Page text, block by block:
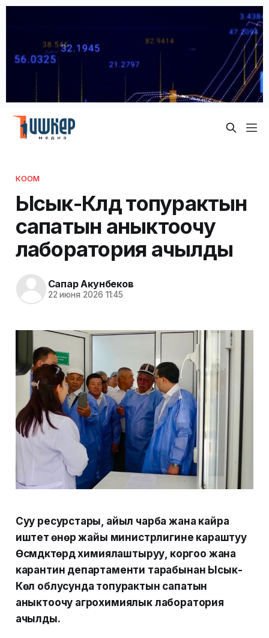
КООМ
Ысык-Көлдө топурактын
сапатын аныктоочу
лаборатория ачылды
Сапар Акунбеков
22 июня 2026 11:45
Суу ресурстары, айыл чарба жана кайра
иштетүү өнөр жайы министрлигине караштуу
Өсүмдүктөрдү химиялаштыруу, коргоо жана
карантин департаменти тарабынан Ысык-
Көл облусунда топурактын сапатын
аныктоочу агрохимиялык лаборатория
ачылды.